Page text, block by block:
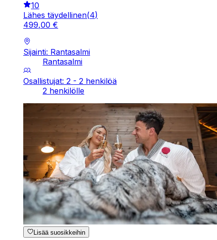
10
Lähes täydellinen(4)
499,00 €
Sijainti: Rantasalmi
Rantasalmi
Osallistujat: 2 - 2 henkilöä
2 henkilölle
Lisää suosikkeihin